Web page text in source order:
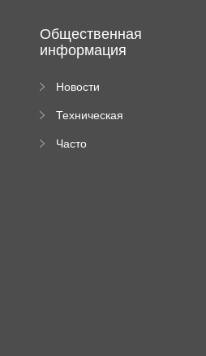
Общественная
информация
Новости
Техническая
Часто